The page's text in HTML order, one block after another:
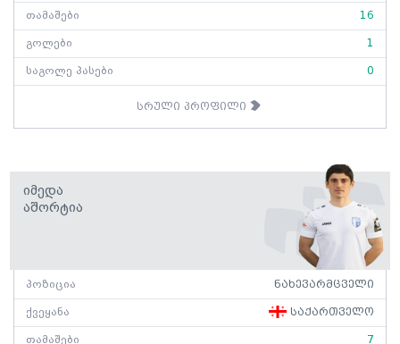
თამაშები 16
გოლები 1
საგოლე პასები 0
სრული პროფილი
Იმედა
Აშორტია
პოზიცია ნახევარმცველი
ქვეყანა საქართველო
თამაშები 7